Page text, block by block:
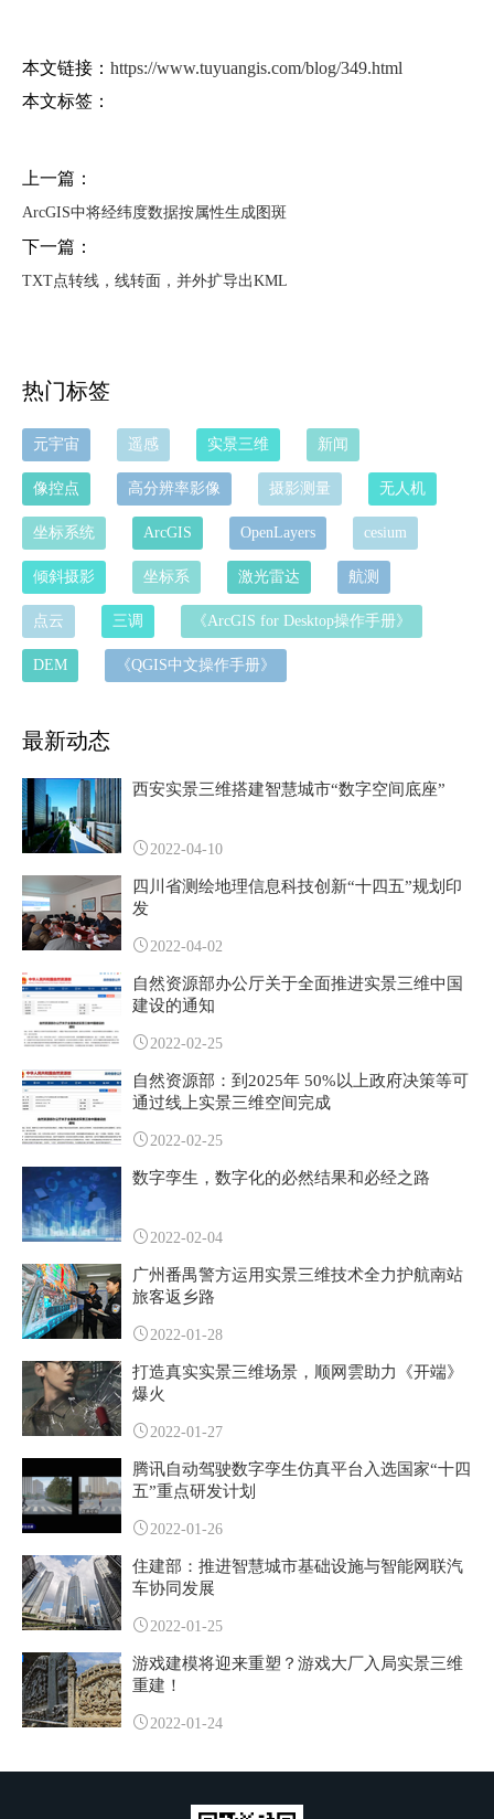
本文链接： https://www.tuyuangis.com/blog/349.html
本文标签：
上一篇：
ArcGIS中将经纬度数据按属性生成图斑
下一篇：
TXT点转线，线转面，并外扩导出KML
热门标签
元宇宙 遥感 实景三维 新闻
像控点 高分辨率影像 摄影测量 无人机
坐标系统 ArcGIS OpenLayers cesium
倾斜摄影 坐标系 激光雷达 航测
点云 三调 《ArcGIS for Desktop操作手册》
DEM 《QGIS中文操作手册》
最新动态
西安实景三维搭建智慧城市“数字空间底座”
2022-04-10
四川省测绘地理信息科技创新“十四五”规划印
发
2022-04-02
自然资源部办公厅关于全面推进实景三维中国
建设的通知
2022-02-25
自然资源部：到2025年 50%以上政府决策等可
通过线上实景三维空间完成
2022-02-25
数字孪生，数字化的必然结果和必经之路
2022-02-04
广州番禺警方运用实景三维技术全力护航南站
旅客返乡路
2022-01-28
打造真实实景三维场景，顺网雲助力《开端》
爆火
2022-01-27
腾讯自动驾驶数字孪生仿真平台入选国家“十四
五”重点研发计划
2022-01-26
住建部：推进智慧城市基础设施与智能网联汽
车协同发展
2022-01-25
游戏建模将迎来重塑？游戏大厂入局实景三维
重建！
2022-01-24